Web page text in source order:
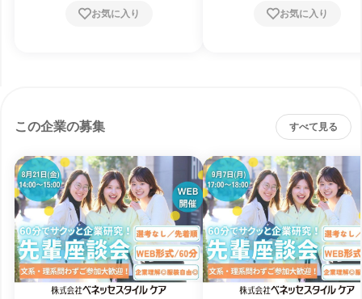
お気に入り お気に入り
この企業の募集 すべて見る